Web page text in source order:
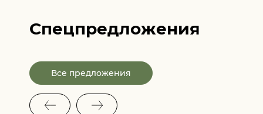
Спецпредложения
Все предложения